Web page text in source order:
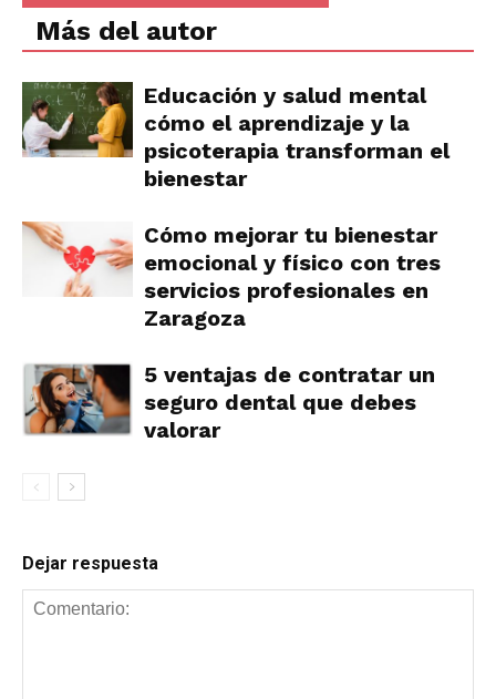
Más del autor
Educación y salud mental
cómo el aprendizaje y la
psicoterapia transforman el
bienestar
Cómo mejorar tu bienestar
emocional y físico con tres
servicios profesionales en
Zaragoza
5 ventajas de contratar un
seguro dental que debes
valorar
Dejar respuesta